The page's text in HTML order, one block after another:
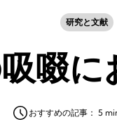
研究と文献
啜に
おすすめの記事： 5